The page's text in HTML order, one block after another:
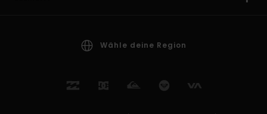
Wähle deine Region